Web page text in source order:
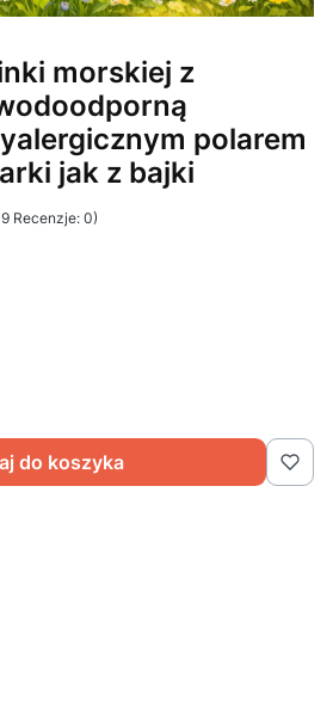
morskiej z
polarem
jak z bajki
Recenzje: 0)
do koszyka